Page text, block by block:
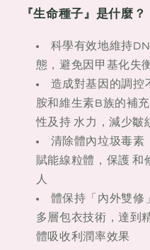
『生命種子』是什麼？
科學有效地維持
態，避免因甲基化失
造成對基因的調控
胺和維生素B族的補
性及持 水力，減少皺
清除體內垃圾毒素
賦能線粒體，保護 和
人
體保持「內外雙修
多層包衣技術，達到
體吸收利潤率效果